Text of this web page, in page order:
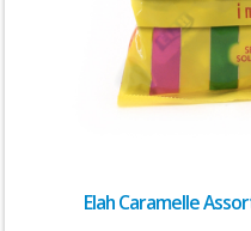
Elah Caramelle